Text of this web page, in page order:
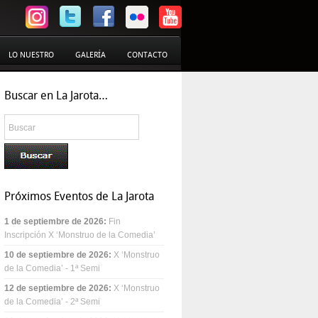
LO NUESTRO GALERÍA CONTACTO
Buscar en La Jarota…
Próximos Eventos de La Jarota
1 de septiembre de 2026: Fin
Inscripción X ‘Monstruo de la Comedia’
10 de septiembre de 2026: X ‘Monstruo
de la Comedia’ - 1ª Semi
12 de septiembre de 2026: X ‘Monstruo
de la Comedia’ - 2ª Semi